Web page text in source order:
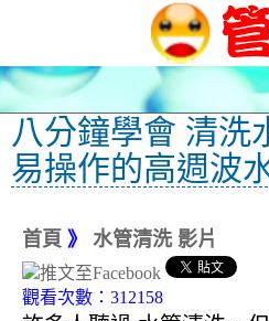
八分鐘學會 清洗
易操作的高週波
首頁 》 水管清洗 影片
觀看次數：312158